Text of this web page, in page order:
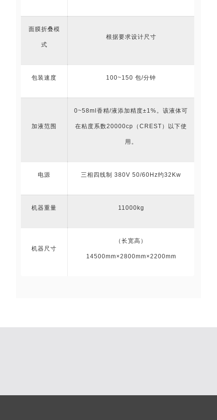
面膜折叠模
式
根据要求设计尺寸
包装速度 100~150 包/分钟
加液范围
0~58ml香精/液添加精度±1%。该液体可
在粘度系数20000cp（CREST）以下使
用。
电源 三相四线制 380V 50/60Hz约32Kw
机器重量 11000kg
机器尺寸
（长宽高）
14500mm×2800mm×2200mm